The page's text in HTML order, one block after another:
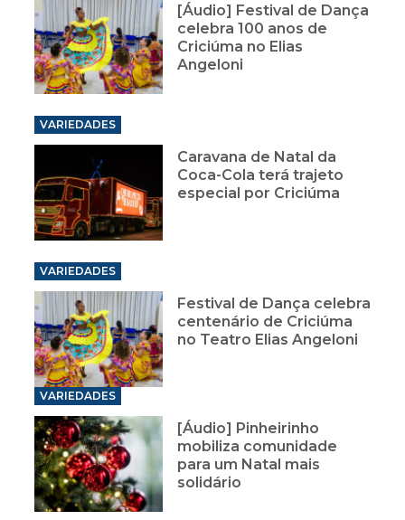
[Áudio] Festival de Dança
celebra 100 anos de
Criciúma no Elias
Angeloni
VARIEDADES
Caravana de Natal da
Coca-Cola terá trajeto
especial por Criciúma
VARIEDADES
Festival de Dança celebra
centenário de Criciúma
no Teatro Elias Angeloni
VARIEDADES
[Áudio] Pinheirinho
mobiliza comunidade
para um Natal mais
solidário